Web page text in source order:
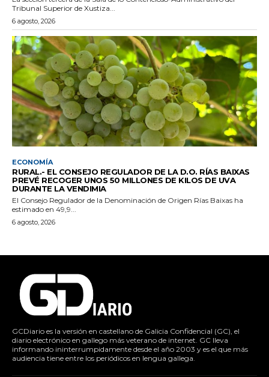
Tribunal Superior de Xustiza...
6 agosto, 2026
ECONOMÍA
RURAL.- EL CONSEJO REGULADOR DE LA D.O. RÍAS BAIXAS
PREVÉ RECOGER UNOS 50 MILLONES DE KILOS DE UVA
DURANTE LA VENDIMIA
El Consejo Regulador de la Denominación de Origen Rías Baixas ha
estimado en 49,9...
6 agosto, 2026
GCDiario es la versión en castellano de Galicia Confidencial (GC), el
diario electrónico en gallego más veterano de internet. GC lleva
informando ininterrumpidamente desde el año 2003 y es el que más
audiencia tiene entre los periódicos en lengua gallega.